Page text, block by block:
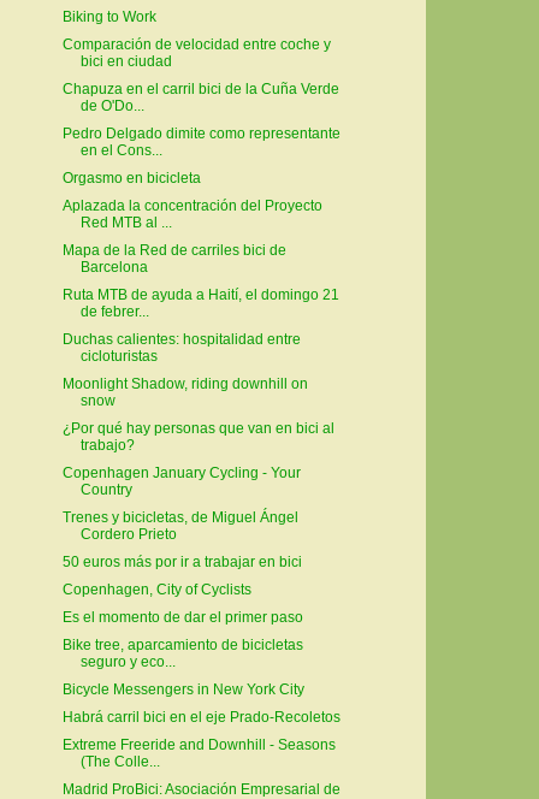
Biking to Work
Comparación de velocidad entre coche y
bici en ciudad
Chapuza en el carril bici de la Cuña Verde
de O'Do...
Pedro Delgado dimite como representante
en el Cons...
Orgasmo en bicicleta
Aplazada la concentración del Proyecto
Red MTB al ...
Mapa de la Red de carriles bici de
Barcelona
Ruta MTB de ayuda a Haití, el domingo 21
de febrer...
Duchas calientes: hospitalidad entre
cicloturistas
Moonlight Shadow, riding downhill on
snow
¿Por qué hay personas que van en bici al
trabajo?
Copenhagen January Cycling - Your
Country
Trenes y bicicletas, de Miguel Ángel
Cordero Prieto
50 euros más por ir a trabajar en bici
Copenhagen, City of Cyclists
Es el momento de dar el primer paso
Bike tree, aparcamiento de bicicletas
seguro y eco...
Bicycle Messengers in New York City
Habrá carril bici en el eje Prado-Recoletos
Extreme Freeride and Downhill - Seasons
(The Colle...
Madrid ProBici: Asociación Empresarial de